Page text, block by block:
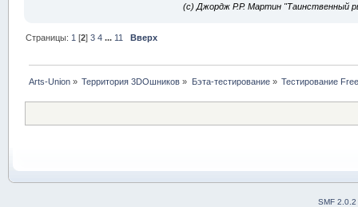
(с) Джордж Р.Р. Мартин "Таинственный
Страницы: 1 [2]3 4 ... 11 Вверх
Arts-Union » Территория 3DOшников » Бэта-тестирование» Тестирование
SMF 2.0.2